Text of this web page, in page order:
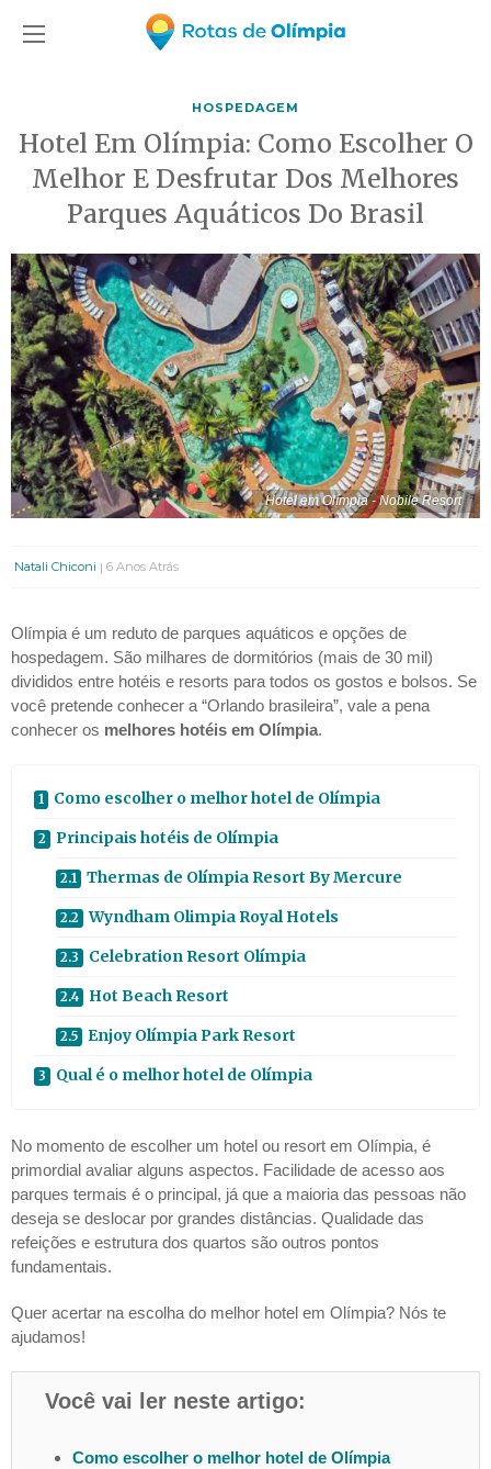
HOSPEDAGEM
Hotel Em Olímpia: Como Escolher O
Melhor E Desfrutar Dos Melhores
Parques Aquáticos Do Brasil
Hotel em Olímpia - Nobile Resort
Natali Chiconi 6 Anos Atrás
Olímpia é um reduto de parques aquáticos e opções de
hospedagem. São milhares de dormitórios (mais de 30 mil)
divididos entre hotéis e resorts para todos os gostos e bolsos. Se
você pretende conhecer a “Orlando brasileira”, vale a pena
conhecer os melhores hotéis em Olímpia.
Como escolher o melhor hotel de Olímpia
Principais hotéis de Olímpia
Thermas de Olímpia Resort By Mercure
Wyndham Olimpia Royal Hotels
Celebration Resort Olímpia
Hot Beach Resort
Enjoy Olímpia Park Resort
Qual é o melhor hotel de Olímpia
No momento de escolher um hotel ou resort em Olímpia, é
primordial avaliar alguns aspectos. Facilidade de acesso aos
parques termais é o principal, já que a maioria das pessoas não
deseja se deslocar por grandes distâncias. Qualidade das
refeições e estrutura dos quartos são outros pontos
fundamentais.
Quer acertar na escolha do melhor hotel em Olímpia? Nós te
ajudamos!
Você vai ler neste artigo:
Como escolher o melhor hotel de Olímpia